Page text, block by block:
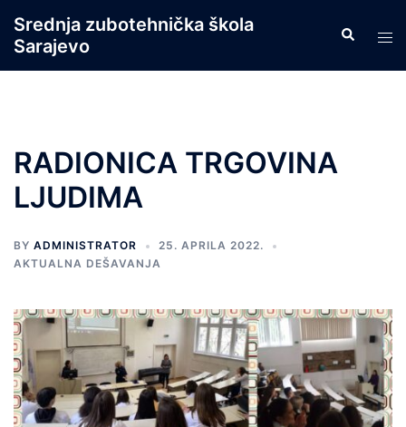
content
Srednja zubotehnička škola
Sarajevo
Search
RADIONICA TRGOVINA
LJUDIMA
BY ADMINISTRATOR
25. APRILA 2022.
AKTUALNA DEŠAVANJA